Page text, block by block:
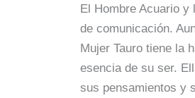
El Hombre Acuario
de comunicación.
Mujer Tauro tiene la
esencia de su ser.
sus pensamientos y